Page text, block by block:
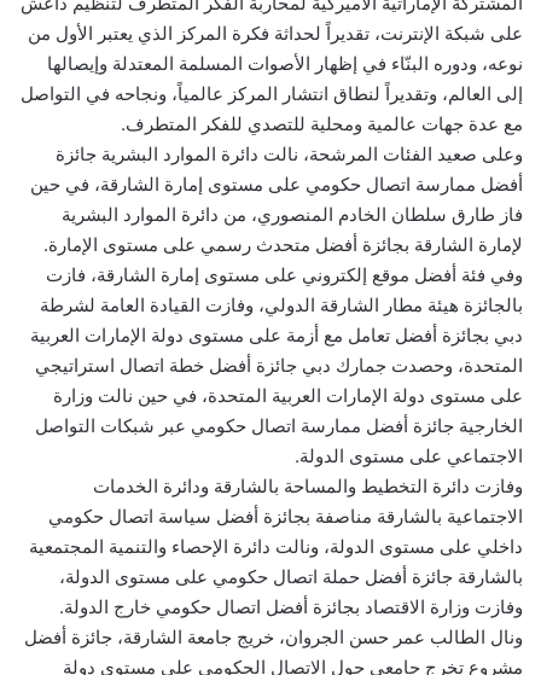
على شبكة الإنترنت، تقديراً لحداثة فكرة المركز الذي يعتبر الأول من
نوعه، ودوره البنّاء في إظهار الأصوات المسلمة المعتدلة وإيصالها
إلى العالم، وتقديراً لنطاق انتشار المركز عالمياً، ونجاحه في التواصل
مع عدة جهات عالمية ومحلية للتصدي للفكر المتطرف.
وعلى صعيد الفئات المرشحة، نالت دائرة الموارد البشرية جائزة
أفضل ممارسة اتصال حكومي على مستوى إمارة الشارقة، في حين
فاز طارق سلطان الخادم المنصوري، من دائرة الموارد البشرية
لإمارة الشارقة بجائزة أفضل متحدث رسمي على مستوى الإمارة.
وفي فئة أفضل موقع إلكتروني على مستوى إمارة الشارقة، فازت
بالجائزة هيئة مطار الشارقة الدولي، وفازت القيادة العامة لشرطة
دبي بجائزة أفضل تعامل مع أزمة على مستوى دولة الإمارات العربية
المتحدة، وحصدت جمارك دبي جائزة أفضل خطة اتصال استراتيجي
على مستوى دولة الإمارات العربية المتحدة، في حين نالت وزارة
الخارجية جائزة أفضل ممارسة اتصال حكومي عبر شبكات التواصل
الاجتماعي على مستوى الدولة.
وفازت دائرة التخطيط والمساحة بالشارقة ودائرة الخدمات
الاجتماعية بالشارقة مناصفة بجائزة أفضل سياسة اتصال حكومي
داخلي على مستوى الدولة، ونالت دائرة الإحصاء والتنمية المجتمعية
بالشارقة جائزة أفضل حملة اتصال حكومي على مستوى الدولة،
وفازت وزارة الاقتصاد بجائزة أفضل اتصال حكومي خارج الدولة.
ونال الطالب عمر حسن الجروان، خريج جامعة الشارقة، جائزة أفضل
مشروع تخرج جامعي حول الاتصال الحكومي على مستوى دولة